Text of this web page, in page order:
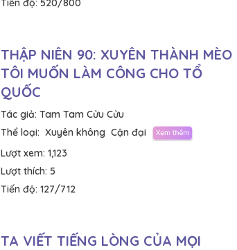
Tiến độ: 520/800
THẬP NIÊN 90: XUYÊN THÀNH MÈO
TÔI MUỐN LÀM CÔNG CHO TỔ
QUỐC
Tác giả: Tam Tam Cửu Cửu
Thể loại: Xuyên không Cận đại
Lượt xem: 1,123
Lượt thích: 5
Tiến độ: 127/712
TA VIẾT TIẾNG LÒNG CỦA MỌI